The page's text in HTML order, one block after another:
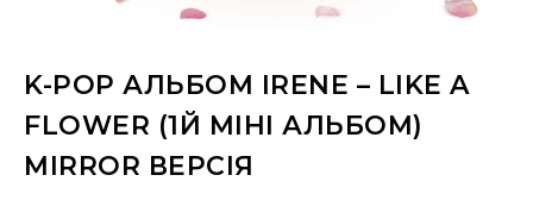
K-POP АЛЬБОМ IRENE – LIKE A
FLOWER (1Й МІНІ АЛЬБОМ)
MIRROR ВЕРСІЯ